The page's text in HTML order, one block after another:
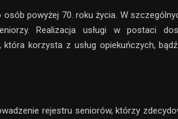
powyżej 70. roku życia. W
Realizacja usługi w postaci
która korzysta z usług opiekuńczych,
rejestru seniorów, którzy